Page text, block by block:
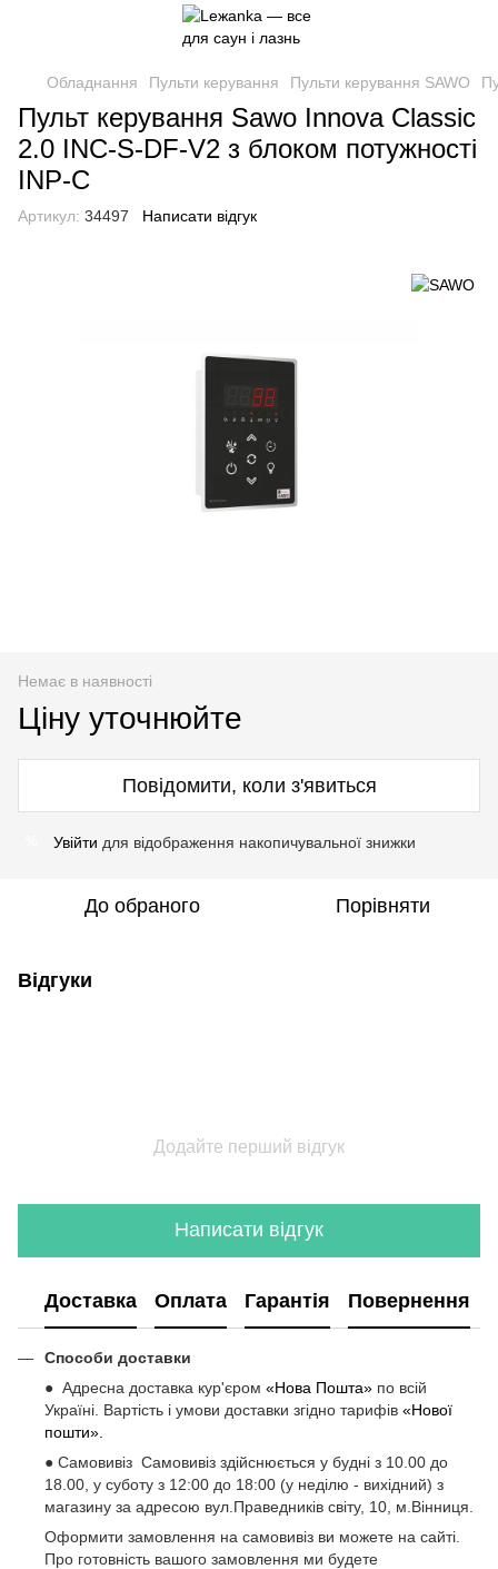
Обладнання Пульти керування Пульти керування SAWO
Пульт керування Sawo Innova Classic
2.0 INC-S-DF-V2 з блоком потужності
INP-C
Артикул: 34497 Написати відгук
Немає в наявності
Ціну уточнюйте
Повідомити, коли з'явиться
Увійти для відображення накопичувальної знижки
До обраного Порівняти
Відгуки
Додайте перший відгук
Написати відгук
Доставка Оплата Гарантія Повернення
Способи доставки
● Адресна доставка кур'єром «Нова Пошта» по всій
Україні. Вартість і умови доставки згідно тарифів «Нової
пошти».
● Самовивіз Самовивіз здійснюється у будні з 10.00 до
18.00, у суботу з 12:00 до 18:00 (у неділю - вихідний) з
магазину за адресою вул.Праведників світу, 10, м.Вінниця.
Оформити замовлення на самовивіз ви можете на сайті.
Про готовність вашого замовлення ми будете